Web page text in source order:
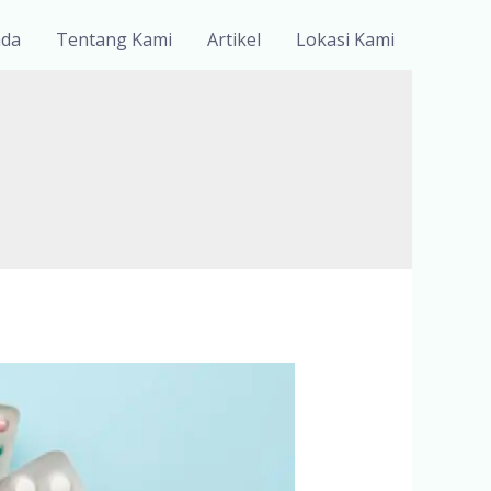
Tentang Kami Artikel Lokasi Kami